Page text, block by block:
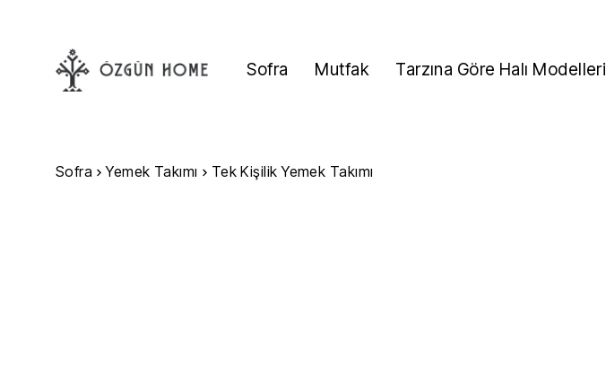
Sofra Mutfak Tarzına Göre Halı Modelleri
Sofra Yemek Takımı Tek Kişilik Yemek Takımı